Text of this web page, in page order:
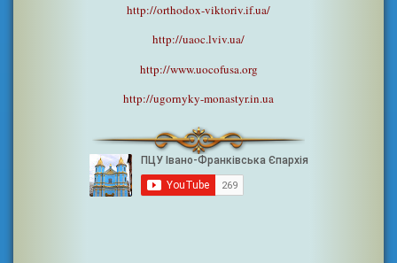
http://orthodox-viktoriv.if.ua/
http://uaoc.lviv.ua/
http://www.uocofusa.org
http://ugornyky-monastyr.in.ua